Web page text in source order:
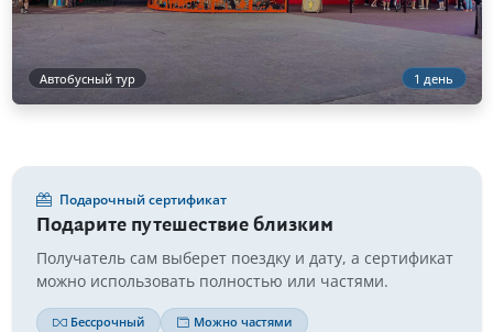
Автобусный тур 1 день
Подарочный сертификат
Подарите путешествие близким
Получатель сам выберет поездку и дату, а сертификат
можно использовать полностью или частями.
Бессрочный
Можно частями